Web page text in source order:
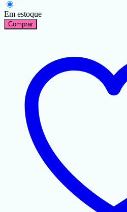
Em estoque
Comprar